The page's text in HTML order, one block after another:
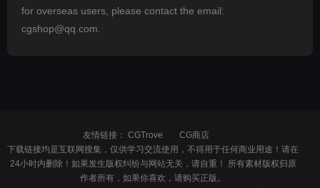
for overseas users, please contact the email:
cgshop@qq.com.
友情链接： CGTrove
CG商店
下载链接均是互联网搜集，仅供学习交流使用，不得用于任何商业用途！请在
24小时内删除！如果发生版权纠纷与网站无关，请自重！ 所有素材版权归原
作者所有，如果你喜欢，请购买正版。